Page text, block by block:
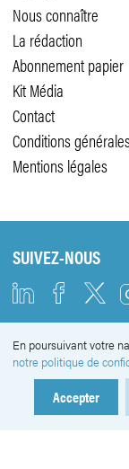
Nous connaître
La rédaction
Abonnement papier
Kit Média
Contact
Conditions
Mentions légales
SUIVEZ-NOUS
NEWSLETTER
En poursuivant votre
notre politique de
Accepter